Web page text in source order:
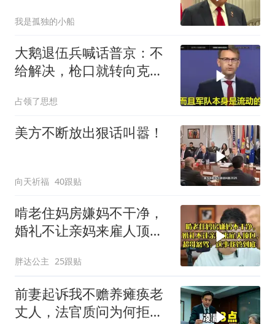
我是孤独的小船
大鹅退伍兵喊话普京：不
给解决，枪口就转向克里
占领了思想
美方不断放出狠话叫嚣！
向天祈福 40跟贴
啃老住妈房嫌妈不干净，
婚礼不让亲妈来雇人顶
胖达公主 25跟贴
前妻起诉我不赡养瘫痪老
丈人，法官质问为何拒不